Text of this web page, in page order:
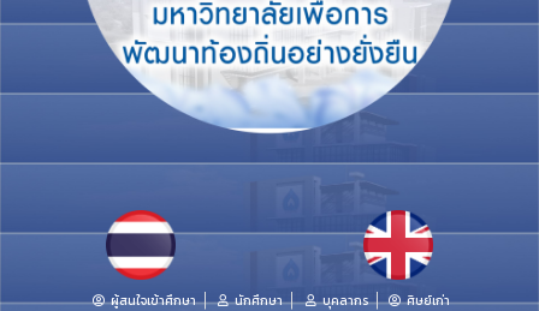
ผู้สนใจเข้าศึกษา นักศึกษา บุคลากร ศิษย์เก่า